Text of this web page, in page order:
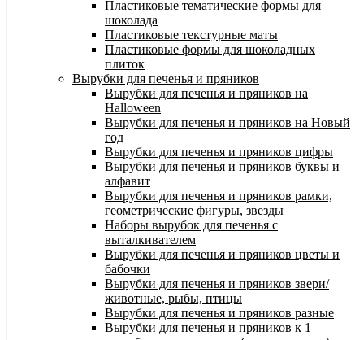
Пластиковые тематические формы для
шоколада
Пластиковые текстурные маты
Пластиковые формы для шоколадных
плиток
Вырубки для печенья и пряников
Вырубки для печенья и пряников на
Halloween
Вырубки для печенья и пряников на Новый
год
Вырубки для печенья и пряников цифры
Вырубки для печенья и пряников буквы и
алфавит
Вырубки для печенья и пряников рамки,
геометрические фигуры, звезды
Наборы вырубок для печенья с
выталкивателем
Вырубки для печенья и пряников цветы и
бабочки
Вырубки для печенья и пряников звери/
животные, рыбы, птицы
Вырубки для печенья и пряников разные
Вырубки для печенья и пряников к 1